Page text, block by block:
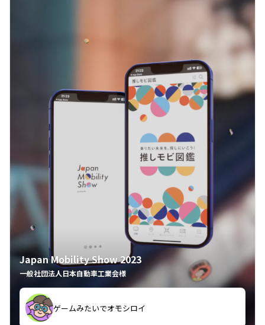
Japan Mobility Show 2023
一般社団法人日本自動車工業会様
ゲームみたいでオモシロイ
久々のモーターショーがアプリでもっと楽しめました